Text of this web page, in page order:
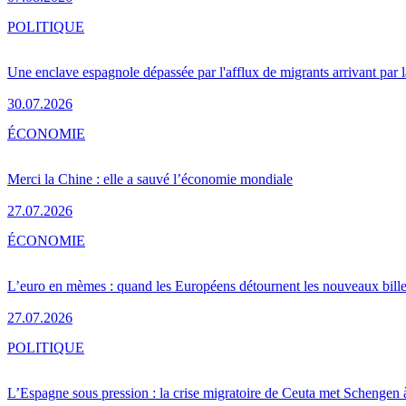
Une enclave espagnole dépassée par l'afflux de migrants arrivant par
30.07.2026
POLITIQUE
Merci la Chine : elle a sauvé l’économie mondiale
27.07.2026
ÉCONOMIE
L’euro en mèmes : quand les Européens détournent les nouveaux
27.07.2026
ÉCONOMIE
L’Espagne sous pression : la crise migratoire de Ceuta met Schengen
POLITIQUE